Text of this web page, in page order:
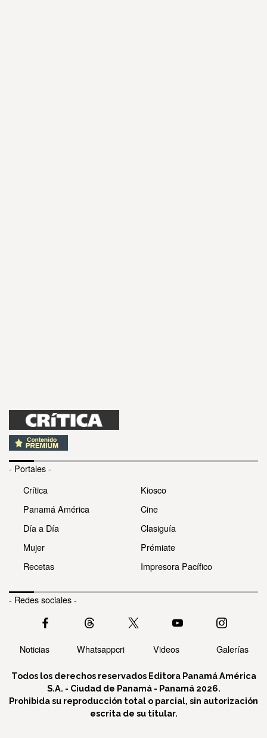
- Portales -
Crítica
Panamá América
Día a Día
Mujer
Recetas
Kiosco
Cine
Clasiguía
Prémiate
Impresora Pacífico
- Redes sociales -
Noticias Whatsappcri Videos Galerías
Todos los derechos reservados Editora Panamá América
S.A. - Ciudad de Panamá - Panamá 2026.
Prohibida su reproducción total o parcial, sin autorización
escrita de su titular.